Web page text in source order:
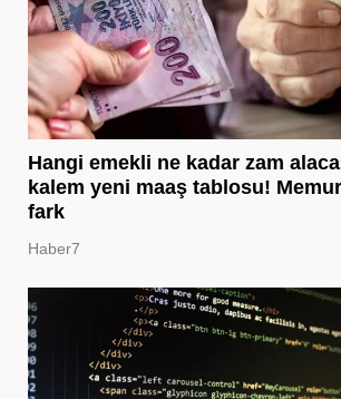
Hangi emekli ne kadar zam
kalem yeni maaş tablosu!
fark
Haber7